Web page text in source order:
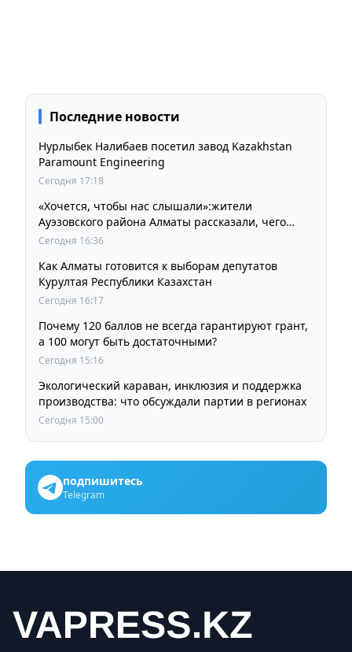
Последние новости
Нурлыбек Налибаев посетил завод Kazakhstan
Paramount Engineering
Сегодня 17:18
«Хочется, чтобы нас слышали»:жители
Ауэзовского района Алматы рассказали, чего
ждут от выборов депутатов Курултая
Сегодня 16:36
Как Алматы готовится к выборам депутатов
Курултая Республики Казахстан
Сегодня 16:17
Почему 120 баллов не всегда гарантируют грант,
а 100 могут быть достаточными?
Сегодня 15:16
Экологический караван, инклюзия и поддержка
производства: что обсуждали партии в регионах
Сегодня 15:00
подпишитесь
Telegram